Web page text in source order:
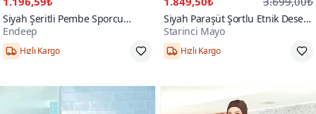
Siyah Şeritli Pembe Sporcu
Yüzücü Mayo
Endeep
Hızlı Kargo
Siyah Paraşüt Şortlu Etnik Desen
Bralet Üst Bikini Takım
Starinci Mayo
Hızlı Kargo